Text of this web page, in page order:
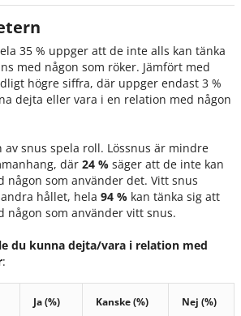
35 % uppger att de inte alls kan tänka
med någon som röker. Jämfört med
högre siffra, där uppger endast 3 %
dejta eller vara i en relation med någon
av snus spela roll. Lössnus är mindre
där 24 % säger att de inte kan
någon som använder det. Vitt snus
hållet, hela 94 % kan tänka sig att
någon som använder vitt snus.
du kunna dejta/vara i relation med
:
Ja (%) Kanske (%) Nej (%)